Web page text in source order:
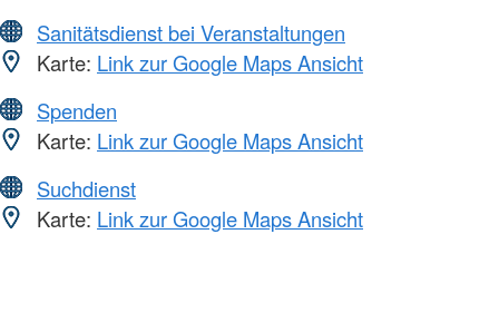
Sanitätsdienst bei Veranstaltungen
Karte: Link zur Google Maps Ansicht
Spenden
Karte: Link zur Google Maps Ansicht
Suchdienst
Karte: Link zur Google Maps Ansicht